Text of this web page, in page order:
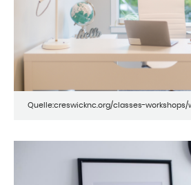
Quelle:creswicknc.org/classes-workshops/